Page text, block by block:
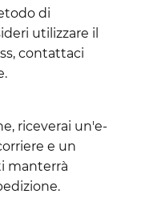
di
utilizzare il
contattaci
riceverai un'e-
e un
manterrà